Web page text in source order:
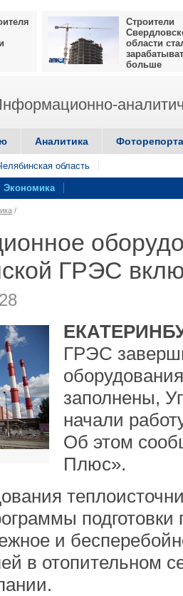
Строители
области
больше
Аналитика
область
Экономика
/
ГРЭС
ГРЭС
заполнены,
начали
Об этом
Плюс».
подготовки
и
в отопительном